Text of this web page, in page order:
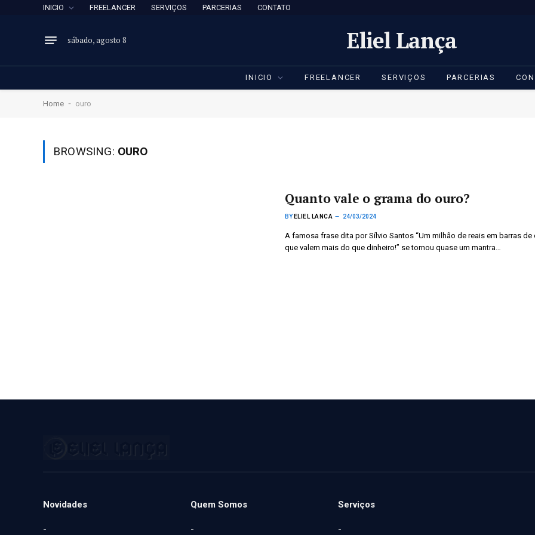
INICIO FREELANCER SERVIÇOS PARCERIAS CONTATO
sábado, agosto 8 Eliel Lança
INICIO FREELANCER SERVIÇOS PARCERIAS
Home - ouro
BROWSING: OURO
Quanto vale o grama do ouro?
BY ELIEL LANCA 24/03/2024
A famosa frase dita por Sílvio Santos “Um milhão de reais em barras de
que valem mais do que dinheiro!” se tornou quase um mantra…
Novidades
-
Quem Somos
-
Serviços
-